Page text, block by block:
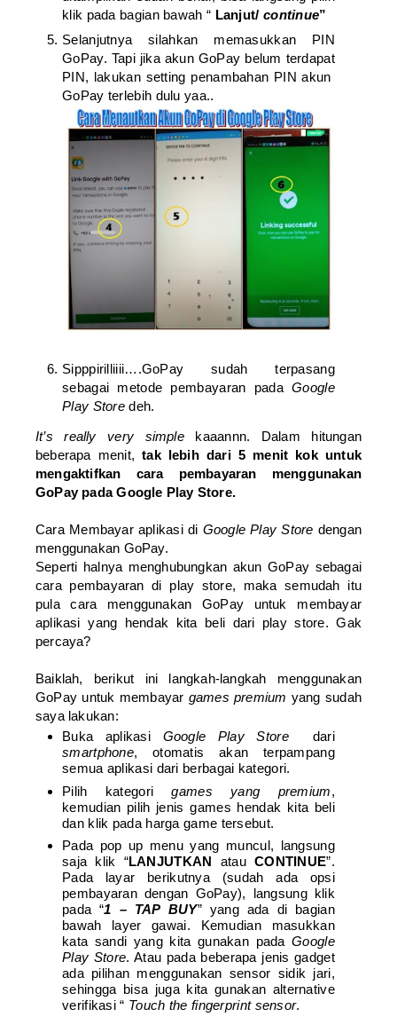
klik pada bagian bawah “ Lanjut/ continue”
Selanjutnya silahkan memasukkan PIN
GoPay. Tapi jika akun GoPay belum terdapat
PIN, lakukan setting penambahan PIN akun
GoPay terlebih dulu yaa..
Sipppirilliiii….GoPay sudah terpasang
sebagai metode pembayaran padaGoogle
Play Store deh.
It’s really very simplekaaannn. Dalam hitungan
beberapa menit,tak lebih dari 5 menit kok untuk
mengaktifkan cara pembayaran menggunakan
GoPay pada Google Play Store.
Cara Membayar aplikasi di Google Play Store dengan
menggunakan GoPay.
Seperti halnya menghubungkan akun GoPay sebagai
cara pembayaran di play store, maka semudah itu
pula cara menggunakan GoPay untuk membayar
aplikasi yang hendak kita beli dari play store. Gak
percaya?
Baiklah, berikut ini langkah-langkah menggunakan
GoPay untuk membayar games premium yang sudah
saya lakukan:
Buka aplikasi Google Play Storedari
smartphone, otomatis akan terpampang
semua aplikasi dari berbagai kategori.
Pilih kategorigames yang premium,
kemudian pilih jenis games hendak kita beli
dan klik pada harga game tersebut.
Pada pop up menu yang muncul, langsung
saja klik “LANJUTKAN atau CONTINUE”.
Pada layar berikutnya (sudah ada opsi
pembayaran dengan GoPay), langsung klik
pada “1 – TAP BUY” yang ada di bagian
bawah layer gawai. Kemudian masukkan
kata sandi yang kita gunakan padaGoogle
Play Store. Atau pada beberapa jenis gadget
ada pilihan menggunakan sensor sidik jari,
sehingga bisa juga kita gunakan alternative
verifikasi “ Touch the fingerprint sensor.